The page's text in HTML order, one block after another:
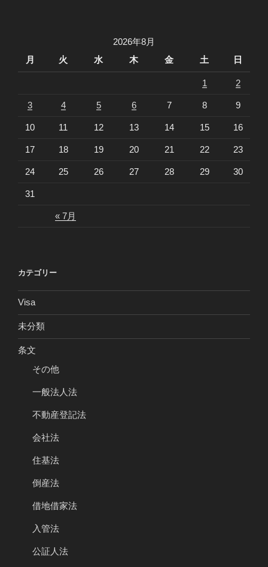
＜＜SUPERNATURAL スーパーナチュラル on
hulu＞＞
2026年8月
月
火 水 木 金 土 日
« 7月
1 2
3 4 5 6 7 8 9
10 11 12 13 14 15 16
17 18 19 20 21 22 23
24 25 26 27 28 29 30
31
カテゴリー
Visa
未分類
条文
その他
一般法人法
不動産登記法
会社法
住基法
倒産法
借地借家法
入管法
公証人法